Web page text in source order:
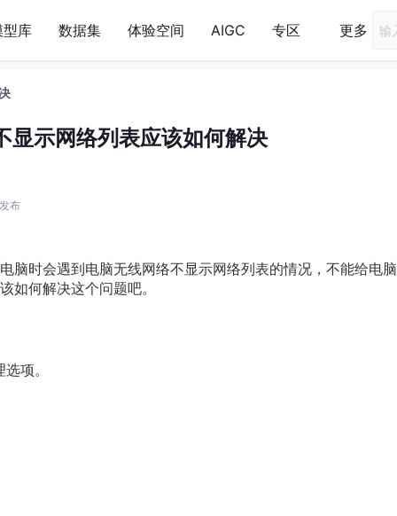
型库 数据集 体验空间 AIGC 专区 更多
显示网络列表应该如何解决
布
脑时会遇到电脑无线网络不显示网络列表的情况，不能给电
如何解决这个问题吧。
项。